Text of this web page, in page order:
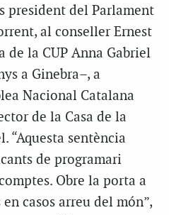
president del Parlament
al conseller Ernest
de la CUP Anna Gabriel
a Ginebra–, a
Nacional Catalana
de la Casa de la
“Aquesta sentència
de programari
Obre la porta a
casos arreu del món”,